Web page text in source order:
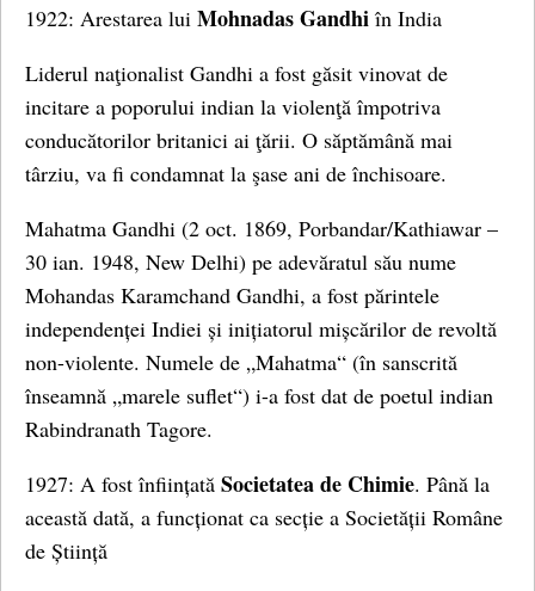
1922: Arestarea lui Mohnadas Gandhi în India
Liderul naţionalist Gandhi a fost găsit vinovat de
incitare a poporului indian la violenţă împotriva
conducătorilor britanici ai ţării. O săptămână mai
târziu, va fi condamnat la şase ani de închisoare.
Mahatma Gandhi (2 oct. 1869, Porbandar/Kathiawar –
30 ian. 1948, New Delhi) pe adevăratul său nume
Mohandas Karamchand Gandhi, a fost părintele
independenței Indiei și inițiatorul mișcărilor de revoltă
non-violente. Numele de „Mahatma“ (în sanscrită
înseamnă „marele suflet“) i-a fost dat de poetul indian
Rabindranath Tagore.
1927: A fost înființată Societatea de Chimie. Până la
această dată, a funcționat ca secție a Societății Române
de Știință